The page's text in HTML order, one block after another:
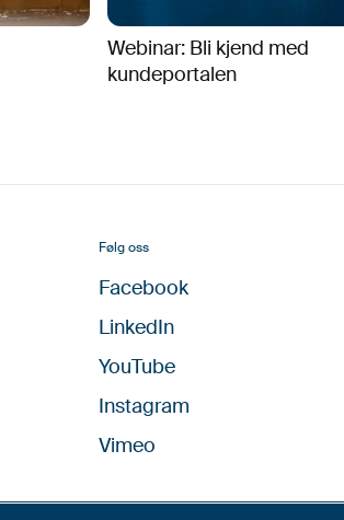
Webinar: Bli kjend med
kundeportalen
Følg oss
Facebook
LinkedIn
YouTube
Instagram
Vimeo